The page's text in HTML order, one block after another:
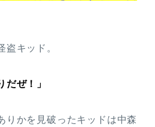
盗キッド。
だぜ！」
りかを見破ったキッドは中森